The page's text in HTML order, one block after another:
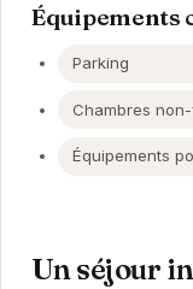
Équipements
Parking
Chambres
Équipements
Un séjour